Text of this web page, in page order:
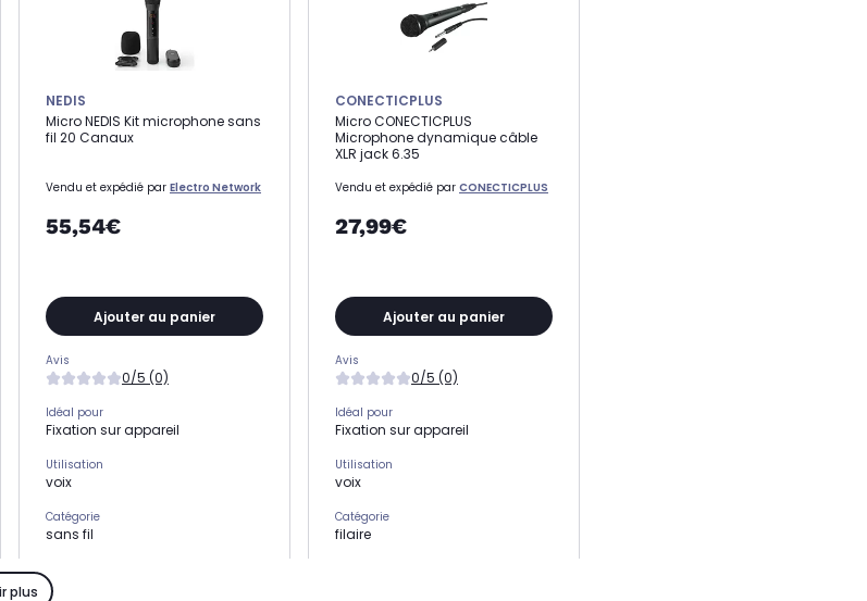
NEDIS
Micro NEDIS Kit microphone sans
fil 20 Canaux
Vendu et expédié par Electro Network
55,54€
Ajouter au panier
Avis
0/5 (0)
Idéal pour
Fixation sur appareil
Utilisation
voix
Catégorie
sans fil
-
CONECTICPLUS
Micro CONECTICPLUS
Microphone dynamique câble
XLR jack 6.35
Vendu et expédié par CONECTICPLUS
27,99€
Ajouter au panier
Avis
0/5 (0)
Idéal pour
Fixation sur appareil
Utilisation
voix
Catégorie
filaire
plus